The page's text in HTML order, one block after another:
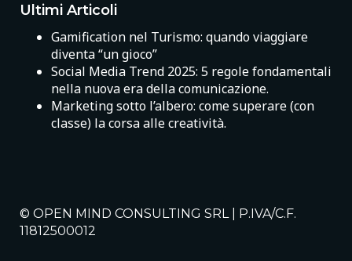
Ultimi Articoli
Gamification nel Turismo: quando viaggiare
diventa “un gioco”
Social Media Trend 2025: 5 regole fondamentali
nella nuova era della comunicazione.
Marketing sotto l’albero: come superare (con
classe) la corsa alle creatività.
© OPEN MIND CONSULTING SRL | P.IVA/C.F.
11812500012